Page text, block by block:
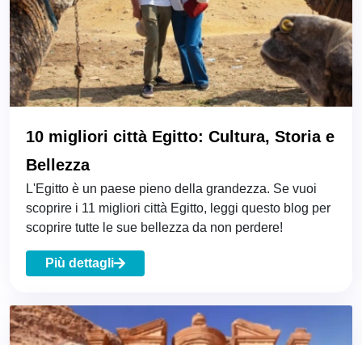
10 migliori città Egitto: Cultura, Storia e
Bellezza
L'Egitto è un paese pieno della grandezza. Se vuoi
scoprire i 11 migliori città Egitto, leggi questo blog per
scoprire tutte le sue bellezza da non perdere!
Più dettagli